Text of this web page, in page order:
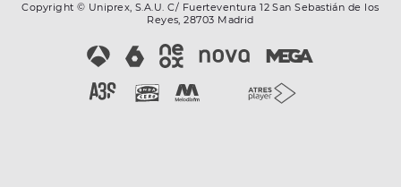
Copyright © Uniprex, S.A.U. C/ Fuerteventura 12 San Sebastián de los
Reyes, 28703 Madrid